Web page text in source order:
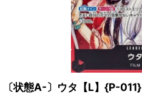
〔状態A-〕ウタ【L】{P-011}